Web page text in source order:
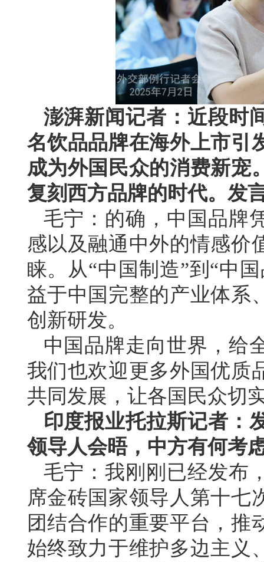
澎湃新闻记者：近段时
名饮品品牌在海外上市引
成为外国民众的消费新宠
复刻西方品牌的时代。发
毛宁：的确，中国品牌
感以及融通中外的情感价
睐。从“中国制造”到“中
益于中国完整的产业体系
创新研发。
中国品牌走向世界，给
我们也欢迎更多外国优质
共同发展，让各国民众切
印度报业托拉斯记者：
领导人会晤，中方有何考
毛宁：我刚刚已经发布
席金砖国家领导人第十七
团结合作的重要平台，推
始终致力于维护多边主义